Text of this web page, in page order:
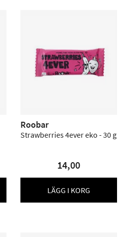
Roobar
Strawberries 4ever eko - 30 g
14,00
LÄGG I KORG